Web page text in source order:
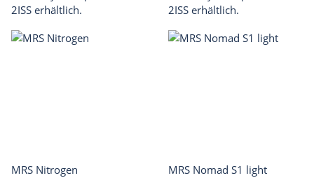
2ISS erhältlich.
2ISS erhältlich.
MRS Nitrogen
MRS Nomad S1 light